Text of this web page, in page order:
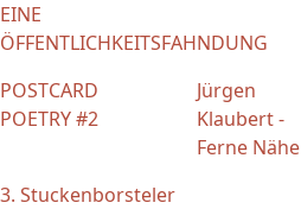
EINE
ÖFFENTLICHKEITSFAHNDUNG
POSTCARD
POETRY #2
Jürgen
Klaubert -
Ferne Nähe
3. Stuckenborsteler